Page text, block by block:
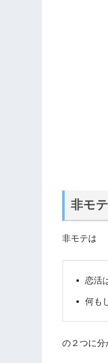
非モ
非モテは
恋活
何も
の２つに分